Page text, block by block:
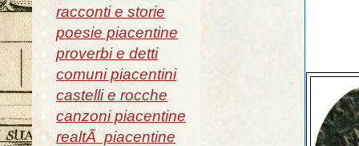
racconti e storie
poesie piacentine
proverbi e detti
comuni piacentini
castelli e rocche
canzoni piacentine
realtÃ piacentine